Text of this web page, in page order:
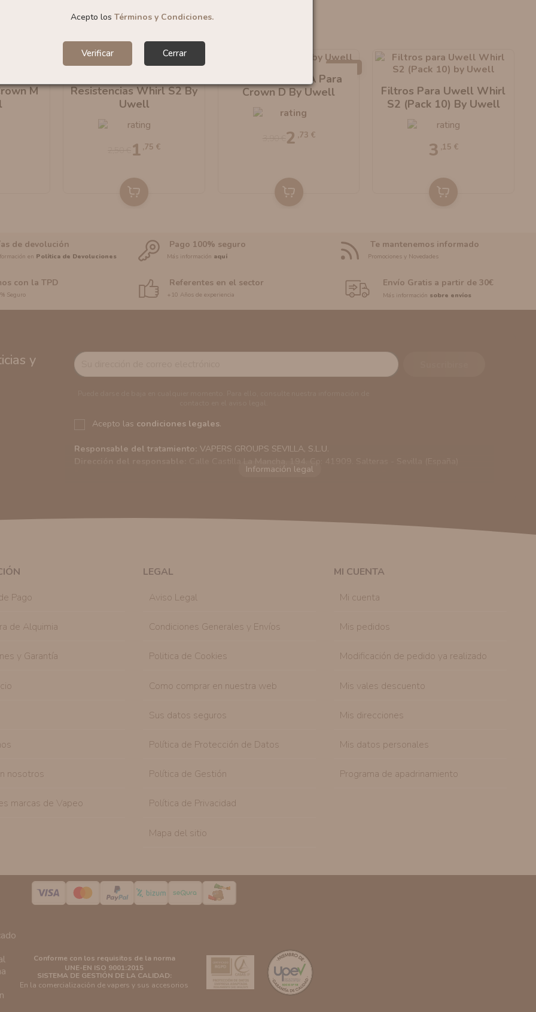
Acepto los Términos y Condiciones.
Verificar Cerrar
M
Resistencias Whirl S2 By
Uwell
1 ,75 €
-30%
Resistencias PA Para
Crown D By Uwell
2 ,73 €
Filtros Para Uwell Whirl
S2 (Pack 10) By Uwell
3 ,15 €
de devolución
en Política de Devoluciones
Pago 100% seguro
Más información aquí
Te mantenemos informado
Promociones y Novedades
con la TPD
Seguro
Referentes en el sector
+10 Años de experiencia
Envío Gratis a partir de 30€
Más información sobre envíos
y
Acepto las condiciones legales.
Responsable del tratamiento: VAPERS GROUPS SEVILLA, S.L.U.
Sus datos serán usados para poder enviarle información comercial (Puede consultar como
similares a los artículos que ha adquirido. Puede solicitar la cancelación de comunicaciones comerciales
Con carácter general, sólo el personal de nuestra entidad que esté debidamente
Tiene derecho a saber qué información tenemos sobre usted, corregirla y eliminarla, tal y
Pago
de Alquimia
y Garantía
nosotros
marcas de Vapeo
LEGAL
Aviso Legal
Condiciones Generales y Envíos
Politica de Cookies
Como comprar en nuestra web
Sus datos seguros
Política de Protección de Datos
Política de Gestión
Política de Privacidad
Mapa del sitio
MI CUENTA
Mi cuenta
Mis pedidos
Modificación de pedido ya realizado
Mis vales descuento
Mis direcciones
Mis datos personales
Programa de apadrinamiento
Conforme con los requisitos de la norma
UNE-EN ISO 9001:2015
SISTEMA DE GESTIÓN DE LA CALIDAD:
En la comercialización de vapers y sus accesorios